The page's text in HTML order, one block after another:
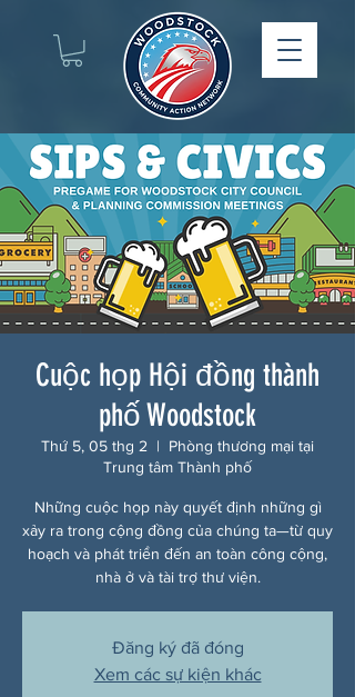
Cuộc họp Hội đồng thành
phố Woodstock
Thứ 5, 05 thg 2
  |
Phòng thương mại tại
Trung tâm Thành phố
Những cuộc họp này quyết định những gì
xảy ra trong cộng đồng của chúng ta—từ quy
hoạch và phát triển đến an toàn công cộng,
nhà ở và tài trợ thư viện.
Đăng ký đã đóng
Xem các sự kiện khác